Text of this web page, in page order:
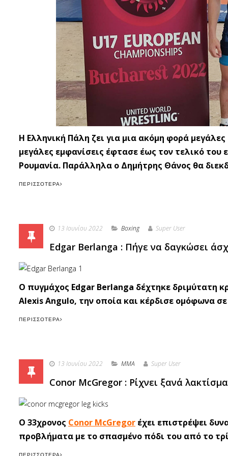
Η Ελληνική Πάλη ζει για μια ακόμη φορά
μεγάλες εμφανίσεις έφτασε έως τον τελικό
Ρουμανία. Παράλληλα ο Δημήτρης Θάνος θα
ΠΕΡΙΣΣΌΤΕΡΑ
13 Ιουνίου 2022 Boxing Super User
Edgar Berlanga : Πήγε να δαγκώσει
Ο πυγμάχος Edgar Berlanga δέχτηκε δριμύτατη
Alexis Angulo, την οποία και κέρδισε ομόφωνα σε
ΠΕΡΙΣΣΌΤΕΡΑ
13 Ιουνίου 2022 MMA Super User
Conor McGregor : Ρίχνει ξανά
O 33χρονος Conor McGregor έχει επιστρέψει
προβλήματα με το σπασμένο πόδι του από το
ΠΕΡΙΣΣΌΤΕΡΑ